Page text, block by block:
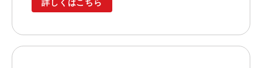
詳しくはこちら